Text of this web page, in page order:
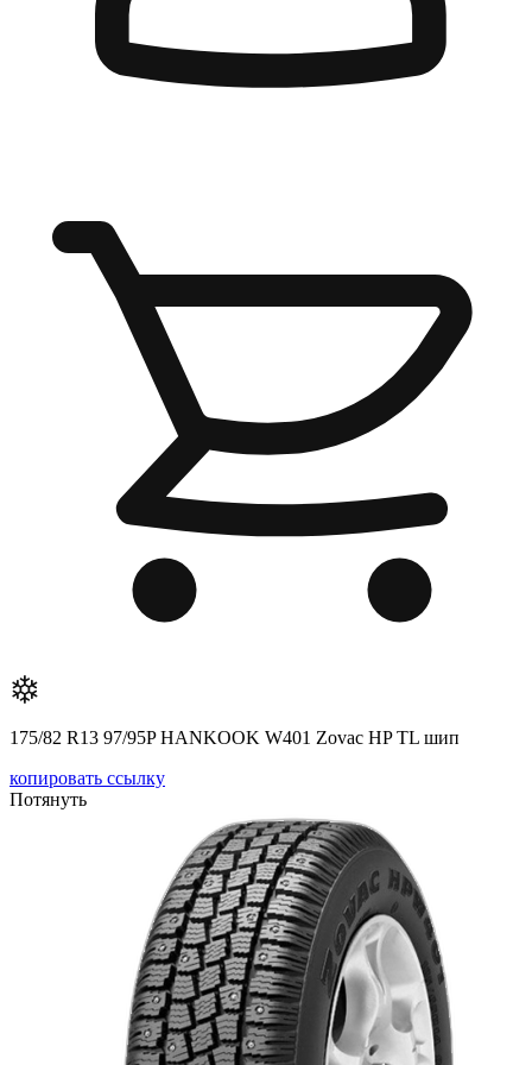
175/82 R13 97/95P HANKOOK W401 Zovac HP TL шип
копировать ссылку
Потянуть